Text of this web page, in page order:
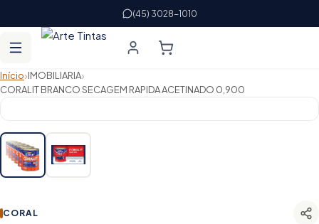
(45) 3028-1010
Início›IMOBILIARIA›
CORALIT BRANCO SECAGEM RAPIDA ACETINADO 0,900
CORAL